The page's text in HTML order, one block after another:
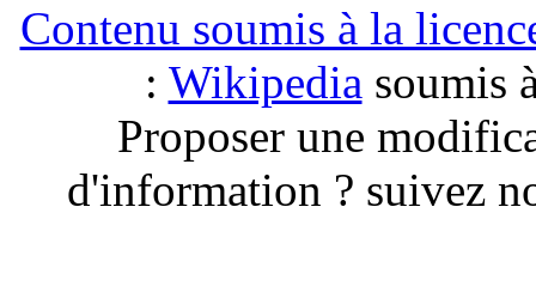
Contenu soumis à la
: Wikipedia soumis
Proposer une
d'information ? suivez